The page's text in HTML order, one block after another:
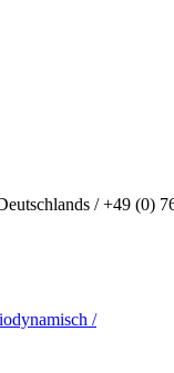
/ +49 (0)